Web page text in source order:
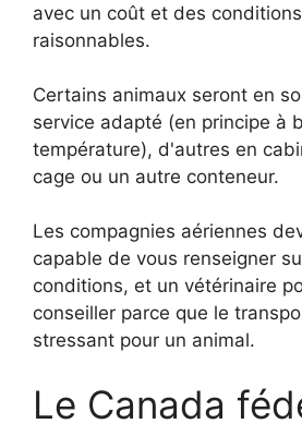
avec un coût et des
raisonnables.
Certains animaux seront en
service adapté (en principe à
température), d'autres en
cage ou un autre conteneur.
Les compagnies aériennes
capable de vous renseigner
conditions, et un vétérinaire
conseiller parce que le
stressant pour un animal.
Le Canada